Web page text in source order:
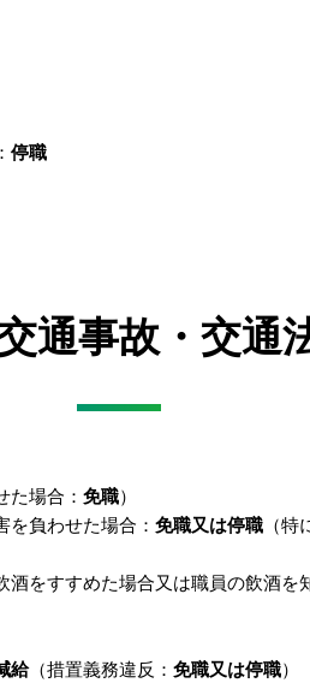
停職
通事故・交通
た場合： 免職）
負わせた場合： 免職又は停職 （
をすすめた場合又は職員の飲酒
給（措置義務違反： 免職又は停職）